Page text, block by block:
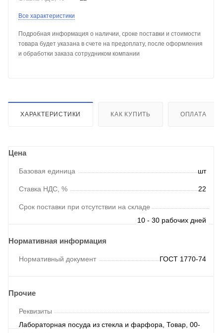
Все характеристики
Подробная информация о наличии, сроке поставки и стоимости
товара будет указана в счете на предоплату, после оформления
и обработки заказа сотрудником компании
ХАРАКТЕРИСТИКИ КАК КУПИТЬ ОПЛАТА
Цена
Базовая единица шт
Ставка НДС, % 22
Срок поставки при отсутствии на складе
10 - 30 рабочих дней
Нормативная информация
Нормативный документ ГОСТ 1770-74
Прочие
Реквизиты
Лабораторная посуда из стекла и фарфора, Товар, 00-